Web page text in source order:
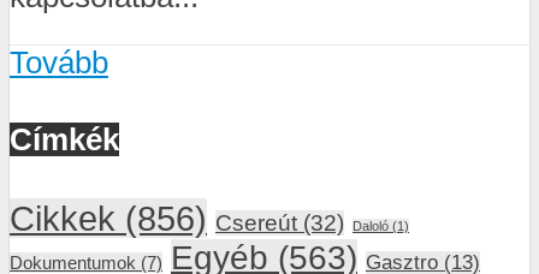
Tovább
Címkék
Cikkek (856) Csereút (32) Daloló (1)
Dokumentumok (7) Egyéb (563) Gasztro (13)